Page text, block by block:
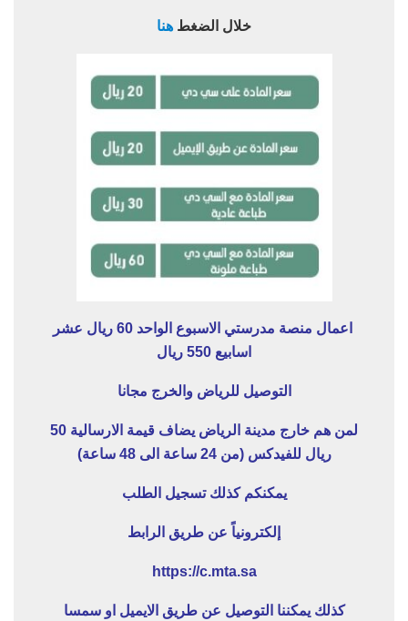
خلال الضغط هنا
اعمال منصة مدرستي الاسبوع الواحد 60 ريال عشر
اسابيع 550 ريال
التوصيل للرياض والخرج مجانا
لمن هم خارج مدينة الرياض يضاف قيمة الارسالية 50
ريال للفيدكس (من 24 ساعة الى 48 ساعة)
يمكنكم كذلك تسجيل الطلب
إلكترونياً عن طريق الرابط
https://c.mta.sa
كذلك يمكننا التوصيل عن طريق الايميل او سمسا